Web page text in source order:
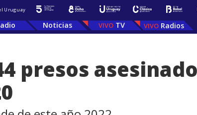
Uruguay
Noticias TV Radios
presos